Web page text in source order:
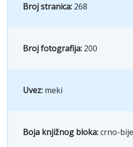
Broj stranica: 268
Broj fotografija: 200
Uvez: meki
Boja knjižnog bloka:crno-